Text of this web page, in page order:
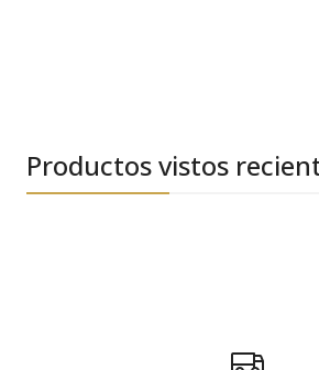
Productos vistos